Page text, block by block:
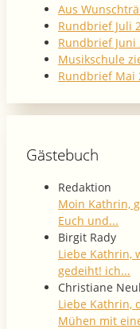
Aus
Rundbrief Juli
Rundbrief Juni
Musikschule
Rundbrief Mai
Gästebuch
Redaktion
Moin Kathrin,
Euch und...
Birgit Rady
Liebe Kathrin,
gedeiht! ich...
Christiane
Liebe Kathrin,
Mühen mit